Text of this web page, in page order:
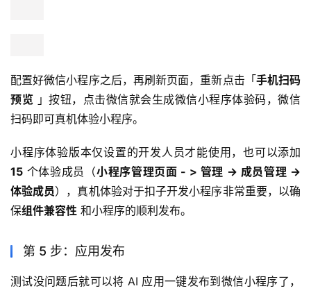
配置好微信小程序之后，再刷新页面，重新点击「手机扫码
预览 」按钮，点击微信就会生成微信小程序体验码，微信
扫码即可真机体验小程序。
15 个体验成员（小程序管理页面 - > 管理 -> 成员管理 ->
体验成员），真机体验对于扣子开发小程序非常重要，以确
保组件兼容性 和小程序的顺利发布。
第 5 步：应用发布
测试没问题后就可以将 AI 应用一键发布到微信小程序了，